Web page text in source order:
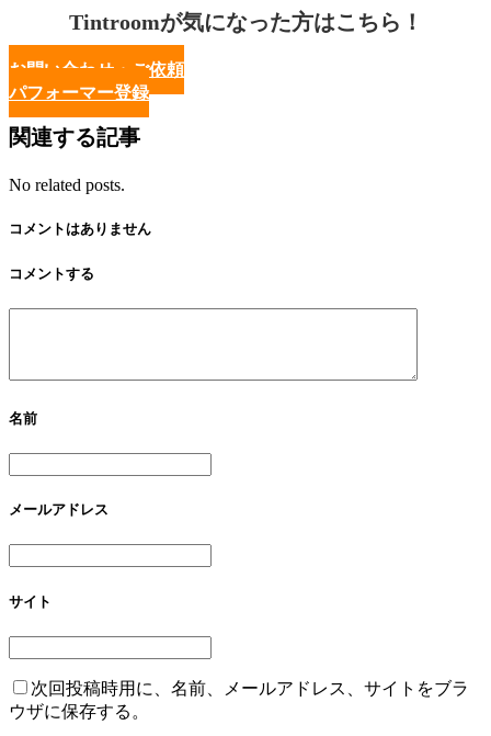
Tintroomが気になった方はこちら！
お問い合わせ・ご依頼
パフォーマー登録
関連する記事
No related posts.
コメントはありません
コメントする
名前
メールアドレス
サイト
次回投稿時用に、名前、メールアドレス、サイトをブラ
ウザに保存する。